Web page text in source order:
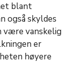
blant
også skyldes
være vanskelig
er
høyere